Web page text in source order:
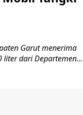
Garut menerima
dari Departemen...